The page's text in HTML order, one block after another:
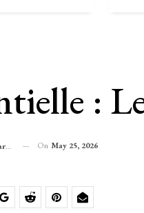
:
On May 25, 2026